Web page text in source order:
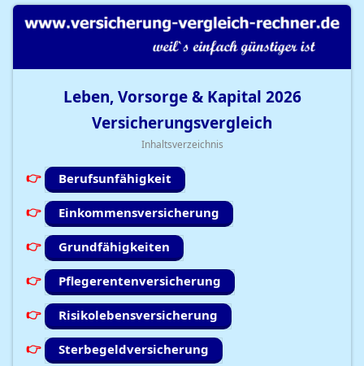
Leben, Vorsorge & Kapital 2026
Versicherungsvergleich
Inhaltsverzeichnis
Berufsunfähigkeit
Einkommensversicherung
Grundfähigkeiten
Pflegerentenversicherung
Risikolebensversicherung
Sterbegeldversicherung